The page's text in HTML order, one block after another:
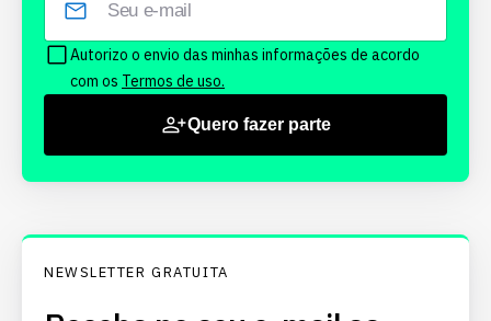
Autorizo o envio das minhas informações de acordo
com os Termos de uso.
Quero fazer parte
NEWSLETTER GRATUITA